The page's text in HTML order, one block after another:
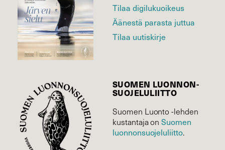
Tilaa digilukuoikeus
Äänestä parasta juttua
Tilaa uutiskirje
SUOMEN LUONNON­
SUOJELU­LIITTO
Suomen Luonto -lehden
kustantaja onSuomen
luonnonsuojelu­liitto.